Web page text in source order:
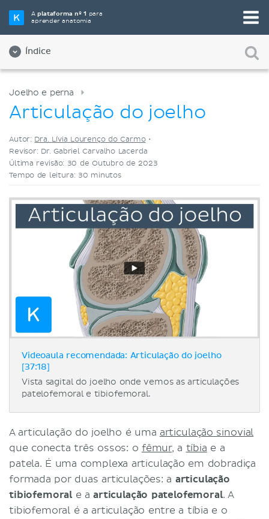
Aplataforma nº 1 para
aprender anatomia
Índice
Selecione a sua ferramenta de estudo favorita
Videoaulas
Joelho e perna
Articulação do joelho
Autor: Dra. Lívia Lourenço do Carmo•
Revisor: Dr. Gabriel Carvalho Lacerda
Última revisão: 30 de Outubro de 2023
Tempo de leitura: 30 minutos
Videoaula recomendada: Articulação do joelho
[37:18]
Vista sagital do joelho onde vemos as articulações
patelofemoral e tibiofemoral.
A articulação do joelho é uma articulação sinovial
que conecta três ossos: o fêmur, a tíbia e a
patela. É uma complexa articulação em dobradiça
formada por duas articulações: a articulação
tibiofemorale aarticulação patelofemoral. A
tibiofemoral é a articulação entre a tíbia e o